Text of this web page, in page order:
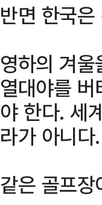
반면 한국
영하의 겨
열대야를
야 한다. 세
라가 아니다.
같은 골프